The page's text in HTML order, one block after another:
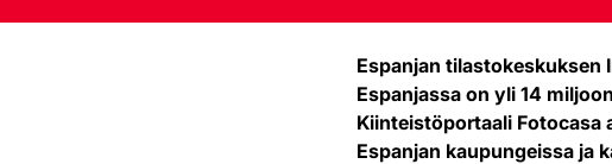
Espanjan tilastokeskuksen
Espanjassa on yli 14
Kiinteistöportaali Fotocasa
Espanjan kaupungeissa ja